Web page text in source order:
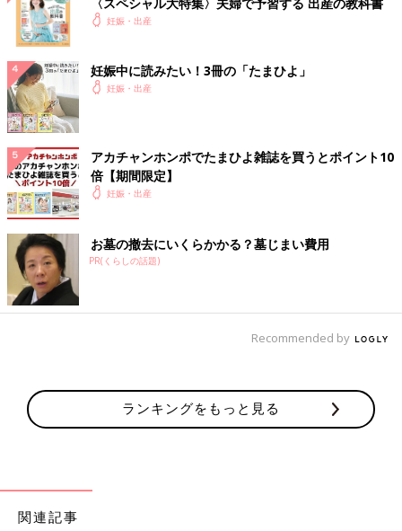
妊娠・出産
妊娠中に読みたい！3冊の「たまひよ」
妊娠・出産
アカチャンホンポでたまひよ雑誌を買うとポイント10
倍【期間限定】
妊娠・出産
お墓の撤去にいくらかかる？墓じまい費用
PR(くらしの話題)
Recommended by
ランキングをもっと見る
関連記事